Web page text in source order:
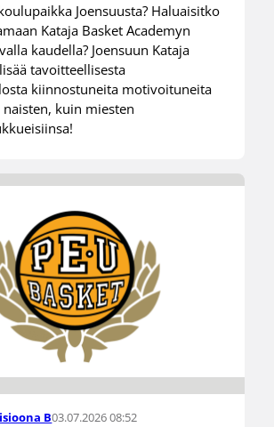
Joensuusta? Haluaisitko
Kataja Basket Academyn
kaudella? Joensuun Kataja
tavoitteellisesta
kiinnostuneita motivoituneita
kuin miesten
B03.07.2026 08:52